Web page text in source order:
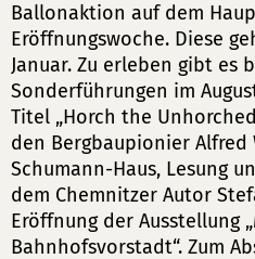
Ballonaktion auf dem
Eröffnungswoche. Diese
Januar. Zu erleben gibt es
Sonderführungen im
Titel „Horch the
den Bergbaupionier Alfred
Schumann-Haus, Lesung
dem Chemnitzer Autor
Eröffnung der Ausstellung
Bahnhofsvorstadt“. Zum